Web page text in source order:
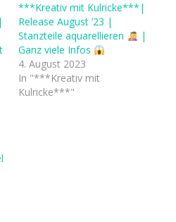
***Kreativ mit Kulricke***|
Release August ’23 |
Stanzteile aquarellieren
|
Ganz viele Infos
4. August 2023
In "***Kreativ mit
Kulricke***"